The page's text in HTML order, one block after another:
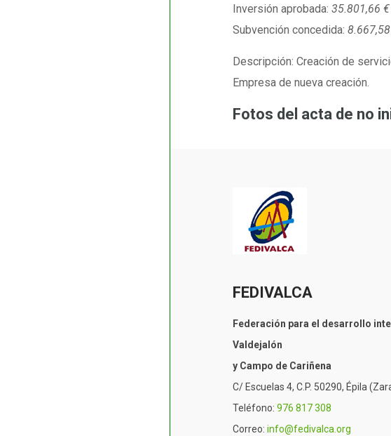
Inversión aprobada:35.801,66 €
Subvención concedida:
Descripción: Creación de
Empresa de nueva creación.
Fotos del acta de no
FEDIVALCA
Federación para el desarrollo
Valdejalón
y Campo de Cariñena
C/ Escuelas 4, C.P. 50290, Épila
Teléfono:976 817 308
Correo:info@fedivalca.org